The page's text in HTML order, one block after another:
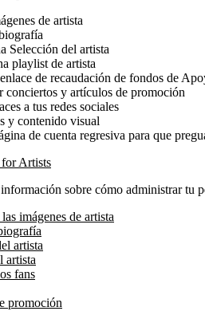
de artista
Selección del artista
playlist de artista
de recaudación de fondos de
conciertos y artículos de promoción
a tus redes sociales
y contenido visual
de cuenta regresiva para que
Artists
sobre cómo administrar tu
imágenes de artista
artista
artista
fans
promoción